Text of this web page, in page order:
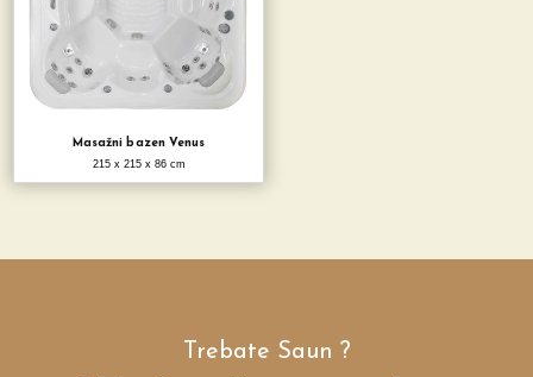
Masažni bazen Venus
215 x 215 x 86 cm
TrebateSau| ?